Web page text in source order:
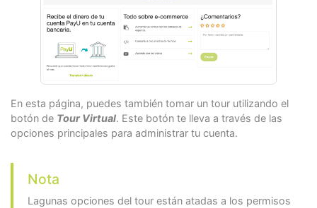
En esta página, puedes también tomar un tour utilizando el
botón de Tour Virtual. Este botón te lleva a través de las
opciones principales para administrar tu cuenta.
Nota
Lagunas opciones del tour están atadas a los permisos